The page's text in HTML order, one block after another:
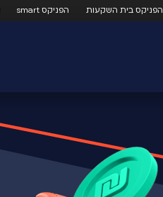
הפניקס בית השקעות הפניקס smart